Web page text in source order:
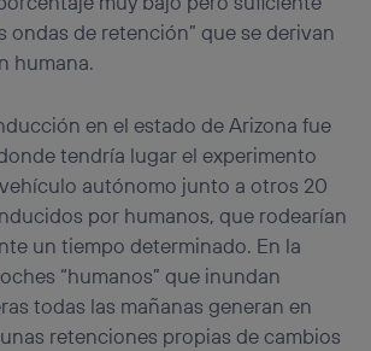
ondas de retención” que se derivan
humana.
en el estado de Arizona fue
tendría lugar el experimento
autónomo junto a otros 20
por humanos, que rodearían
un tiempo determinado. En la
“humanos” que inundan
todas las mañanas generan en
retenciones propias de cambios